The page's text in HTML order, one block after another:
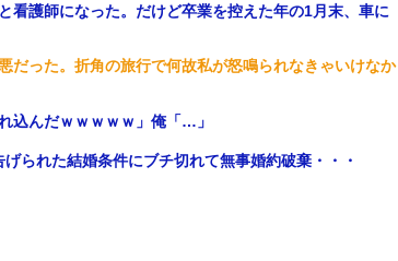
看護師になった。だけど卒業を控えた年の1月末、車に
だった。折角の旅行で何故私が怒鳴られなきゃいけなか
込んだｗｗｗｗｗ」俺「…」
られた結婚条件にブチ切れて無事婚約破棄・・・